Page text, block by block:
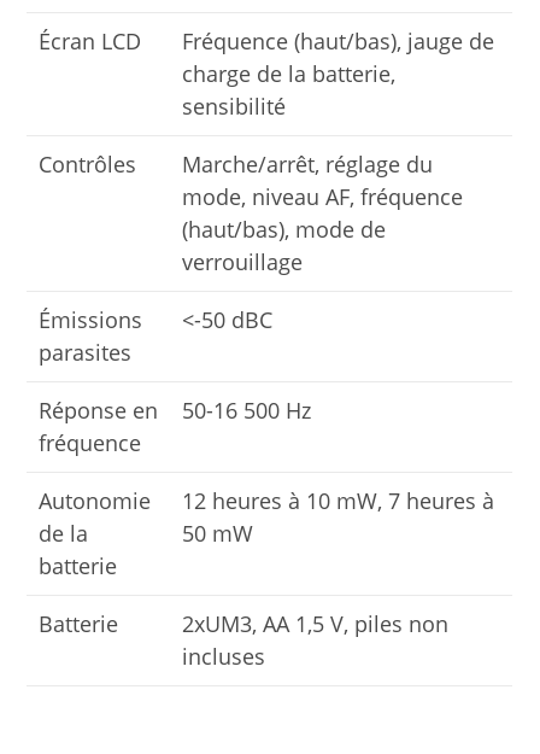
Écran LCD
Fréquence (haut/bas), jauge de
charge de la batterie,
sensibilité
Contrôles
Marche/arrêt, réglage du
mode, niveau AF, fréquence
(haut/bas), mode de
verrouillage
Émissions
parasites
<-50 dBC
Réponse en
fréquence
50-16 500 Hz
Autonomie
de la
batterie
12 heures à 10 mW, 7 heures à
50 mW
Batterie
2xUM3, AA 1,5 V, piles non
incluses